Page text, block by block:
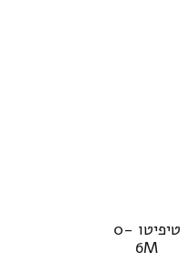
טיפיטו 0-
6M